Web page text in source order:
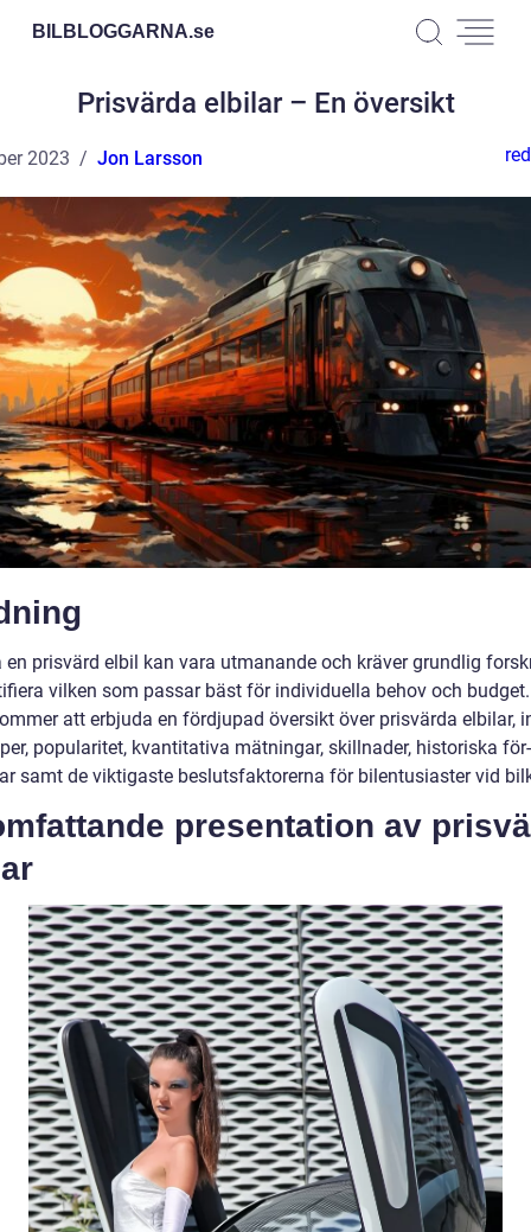
BILBLOGGARNA.se
Prisvärda elbilar – En översikt
2023 Jon Larsson
en prisvärd elbil kan vara utmanande och kräver grundlig
vilken som passar bäst för individuella behov och
att erbjuda en fördjupad översikt över prisvärda elbilar,
popularitet, kvantitativa mätningar, skillnader, historiska
samt de viktigaste beslutsfaktorerna för bilentusiaster vid
presentation av